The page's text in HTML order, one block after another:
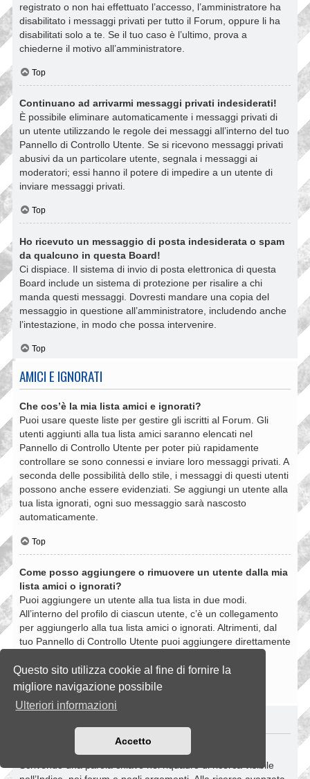
Questo sito utilizza cookie al fine di fornire la
migliore navigazione possibile
Ulteriori informazioni
Accetto
registrato o non hai effettuato l’accesso, l’amministratore ha
disabilitato i messaggi privati per tutto il Forum, oppure li ha
disabilitati solo a te. Se il tuo caso è l’ultimo, prova a
chiederne il motivo all’amministratore.
Top
Continuano ad arrivarmi messaggi privati indesiderati!
È possibile eliminare automaticamente i messaggi privati ​​di
un utente utilizzando le regole dei messaggi all’interno del tuo
Pannello di Controllo Utente. Se si ricevono messaggi privati ​​
abusivi da un particolare utente, segnala i messaggi ai
moderatori; essi hanno il potere di impedire a un utente di
inviare messaggi privati​​.
Top
Ho ricevuto un messaggio di posta indesiderata o spam
da qualcuno in questa Board!
Ci dispiace. Il sistema di invio di posta elettronica di questa
Board include un sistema di protezione per risalire a chi
manda questi messaggi. Dovresti mandare una copia del
messaggio in questione all’amministratore, includendo anche
l’intestazione, in modo che possa intervenire.
Top
AMICI E IGNORATI
Che cos’è la mia lista amici e ignorati?
Puoi usare queste liste per gestire gli iscritti al Forum. Gli
utenti aggiunti alla tua lista amici saranno elencati nel
Pannello di Controllo Utente per poter più rapidamente
controllare se sono connessi e inviare loro messaggi privati. A
seconda delle possibilità dello stile, i messaggi di questi utenti
possono anche essere evidenziati. Se aggiungi un utente alla
tua lista ignorati, ogni suo messaggio sarà nascosto
automaticamente.
Top
Come posso aggiungere o rimuovere un utente dalla mia
lista amici o ignorati?
Puoi aggiungere un utente alla tua lista in due modi.
All’interno del profilo di ciascun utente, c’è un collegamento
per aggiungerlo alla tua lista amici o ignorati. Altrimenti, dal
tuo Pannello di Controllo Utente puoi aggiungere direttamente
rimuovere un utente dalla lista dalla stessa pagina.
Top
Come si fanno le ricerche nella Board?
Scrivendo una parola chiave nel riquadro di ricerca visibile